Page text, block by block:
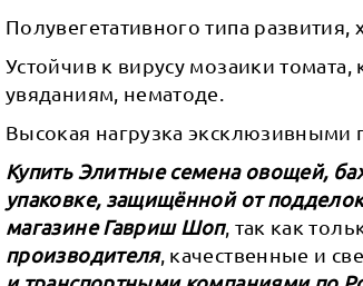
Полувегетативного типа развития,
Устойчив к вирусу мозаики
увяданиям, нематоде.
Высокая нагрузка эксклюзивными
Купить Элитные семена овощей,
упаковке, защищённой от
магазине Гавриш Шоп, так как
производителя, качественные и